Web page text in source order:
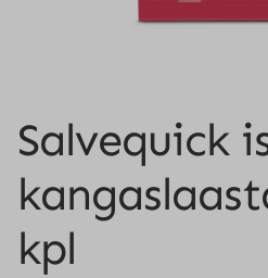
Salvequick
kpl